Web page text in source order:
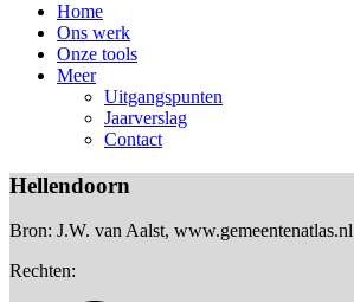
Home
Ons werk
Onze tools
Meer
Uitgangspunten
Jaarverslag
Contact
Hellendoorn
Bron: J.W. van Aalst, www.gemeentenatlas.nl
Rechten: